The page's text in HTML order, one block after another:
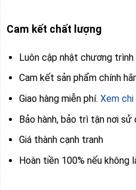
Cam kết chất lượng
Luôn cập nhật chương trình
Cam kết sản phẩm chính
Giao hàng miễn phí. Xem
Bảo hành, bảo trì tận nơi sử
Giá thành cạnh tranh
Hoàn tiền 100% nếu không